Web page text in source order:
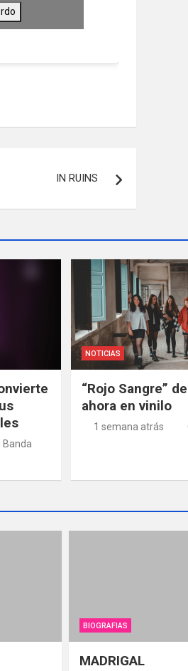
IN RUINS
Banda
NOTICIAS
“Rojo Sangre”
ahora en vinilo
1 semana atrás
BIOGRAFIAS
MADRIGAL